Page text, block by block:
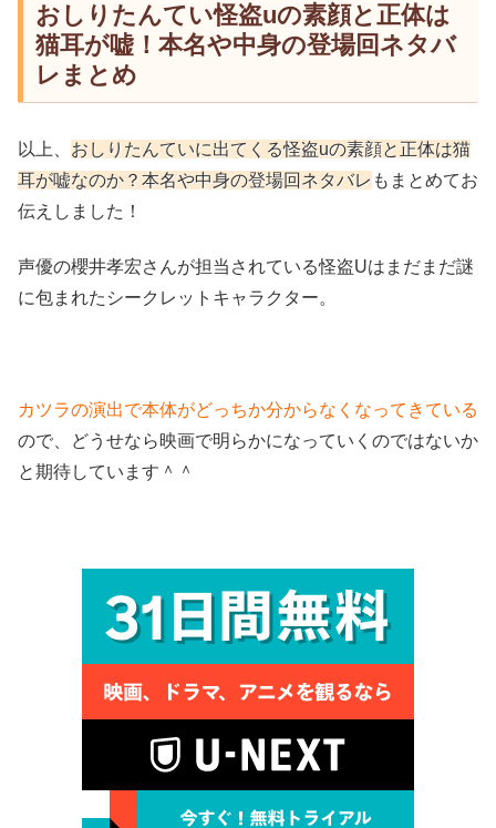
おしりたんてい怪盗uの素顔と正体は
猫耳が嘘！本名や中身の登場回ネタバ
レまとめ
以上、 おしりたんていに出てくる怪盗uの素顔と正体は猫
耳が嘘なのか？本名や中身の登場回ネタバレ もまとめてお
伝えしました！
声優の櫻井孝宏さんが担当されている怪盗Uはまだまだ謎
に包まれたシークレットキャラクター。
カツラの演出で本体がどっちか分からなくなってきている
ので、どうせなら映画で明らかになっていくのではないか
と期待しています＾＾